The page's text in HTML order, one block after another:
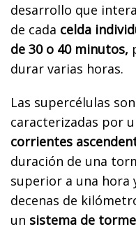
desarrollo que
de cada celda
de 30 o 40 minutos,
durar varias horas.
Las supercélulas
caracterizadas por
corrientes
duración de una
superior a una hora
decenas de
un sistema de